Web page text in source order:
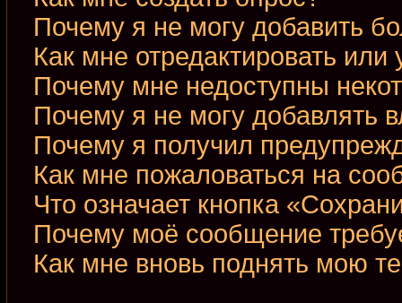
Почему я не могу добавить
Как мне отредактировать или
Почему мне недоступны
Почему я не могу добавлять
Почему я получил
Как мне пожаловаться на
Что означает кнопка
Почему моё сообщение
Как мне вновь поднять мою